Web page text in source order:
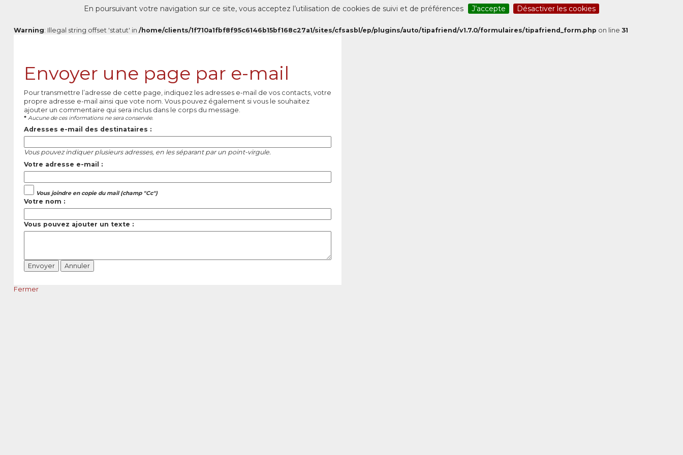
En poursuivant votre navigation sur ce site, vous acceptez l’utilisation de cookies de suivi et de préférences J’accepte Désactiver les cookies
Warning: Illegal string offset 'statut' in /home/clients/1f710a1fbf8f95c6146b15bf168c27a1/sites/cfsasbl/ep/plugins/auto/tipafriend/v1.7.0/formulaires/tipafriend_form.php on line 31
Envoyer une page par e-mail
Pour transmettre l’adresse de cette page, indiquez les adresses e-mail de vos contacts, votre
propre adresse e-mail ainsi que vote nom. Vous pouvez également si vous le souhaitez
ajouter un commentaire qui sera inclus dans le corps du message.
* Aucune de ces informations ne sera conservée.
Adresses e-mail des destinataires :
Vous pouvez indiquer plusieurs adresses, en les séparant par un point-virgule.
Votre adresse e-mail :
Vous joindre en copie du mail (champ "Cc")
Votre nom :
Vous pouvez ajouter un texte :
Fermer